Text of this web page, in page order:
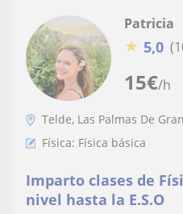
15€/h
Patricia
★ 5,0
Telde, Las Palmas De
Física: Física básica
Imparto clases de
nivel hasta la E.S.O